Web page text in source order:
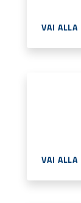
VAI ALLA
VAI ALLA